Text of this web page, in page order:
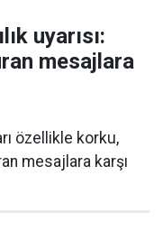
uyarısı:
mesajlara
özellikle korku,
mesajlara karşı